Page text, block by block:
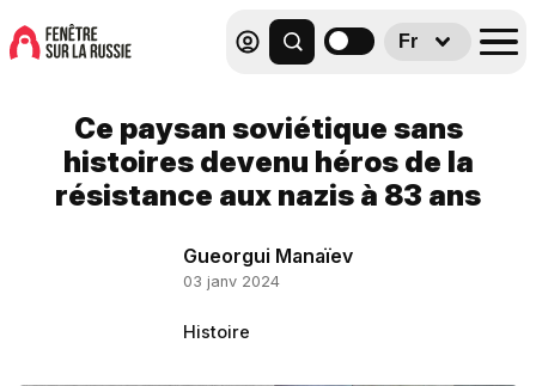
Fr
Ce paysan soviétique sans
histoires devenu héros de la
résistance aux nazis à 83 ans
Gueorgui Manaïev
03 janv 2024
Histoire